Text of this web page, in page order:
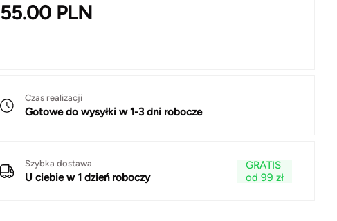
55.00 PLN
Czas realizacji
Gotowe do wysyłki w 1-3 dni robocze
Szybka dostawa
U ciebie w 1 dzień roboczy
GRATIS
od 99 zł